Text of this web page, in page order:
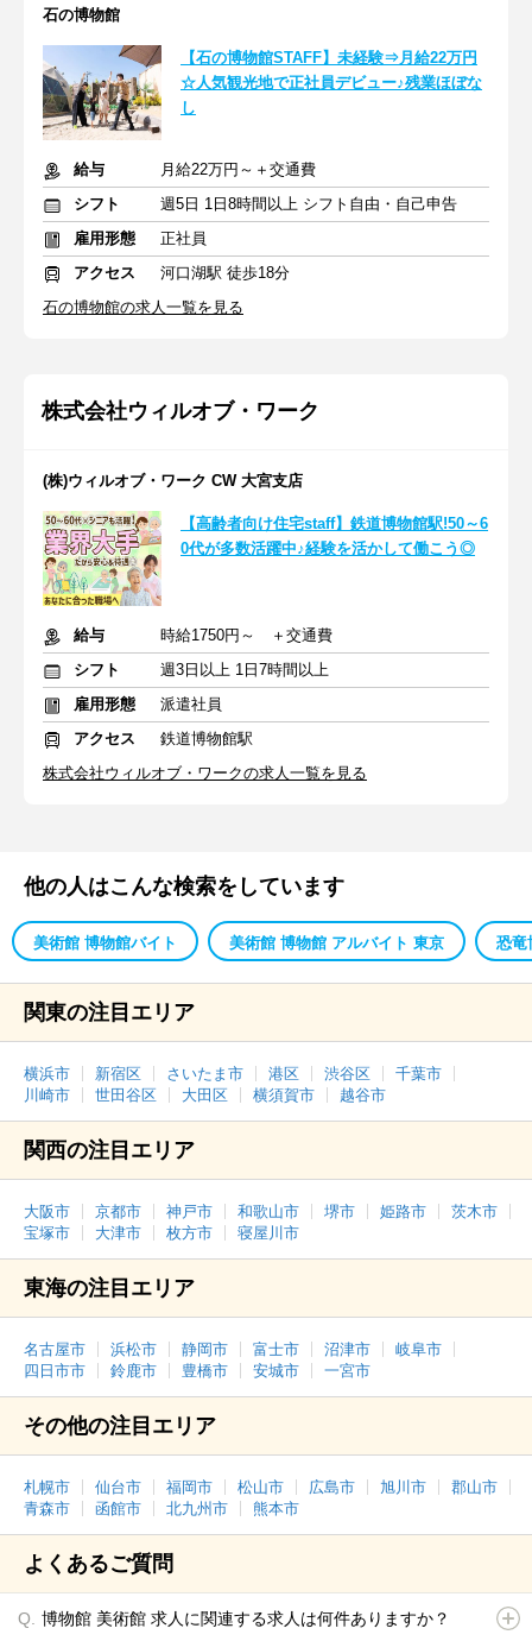
石の博物館
【石の博物館STAFF】未経験⇒月給22万円
☆人気観光地で正社員デビュー♪残業ほぼな
し
給与
月給22万円～＋交通費
シフト
週5日 1日8時間以上 シフト自由・自己申告
雇用形態
正社員
アクセス
河口湖駅 徒歩18分
石の博物館の求人一覧を見る
株式会社ウィルオブ・ワーク
(株)ウィルオブ・ワーク CW 大宮支店
【高齢者向け住宅staff】鉄道博物館駅!50～6
0代が多数活躍中♪経験を活かして働こう◎
給与
時給1750円～ ＋交通費
シフト
週3日以上 1日7時間以上
雇用形態
派遣社員
アクセス
鉄道博物館駅
株式会社ウィルオブ・ワークの求人一覧を見る
他の人はこんな検索をしています
美術館 博物館バイト 美術館 博物館 アルバイト 東京 恐竜
関東の注目エリア
横浜市 新宿区 さいたま市 港区 渋谷区
千葉市
川崎市
世田谷区 大田区 横須賀市 越谷市
関西の注目エリア
大阪市 京都市 神戸市 和歌山市 堺市 姫路市
茨木市
宝塚市
大津市 枚方市 寝屋川市
東海の注目エリア
名古屋市 浜松市 静岡市 富士市 沼津市
岐阜市
四日市市
鈴鹿市 豊橋市 安城市 一宮市
その他の注目エリア
札幌市 仙台市 福岡市 松山市 広島市 旭川市
郡山市
青森市
函館市 北九州市 熊本市
よくあるご質問
博物館 美術館 求人に関連する求人は何件ありますか？